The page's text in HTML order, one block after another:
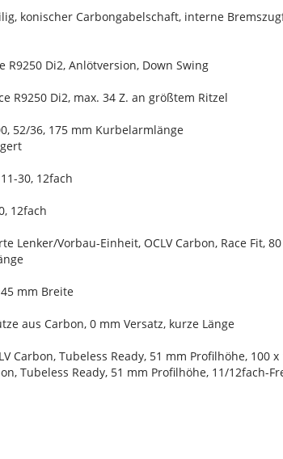
konischer Carbongabelschaft, interne
Di2, Anlötversion, Down Swing
R9250 Di2, max. 34 Z. an größtem Ritzel
52/36, 175 mm Kurbelarmlänge
30, 12fach
12fach
Lenker/Vorbau-Einheit, OCLV Carbon, Race Fit,
mm Breite
aus Carbon, 0 mm Versatz, kurze Länge
Carbon, Tubeless Ready, 51 mm Profilhöhe, 100
Tubeless Ready, 51 mm Profilhöhe, 11/12fach-